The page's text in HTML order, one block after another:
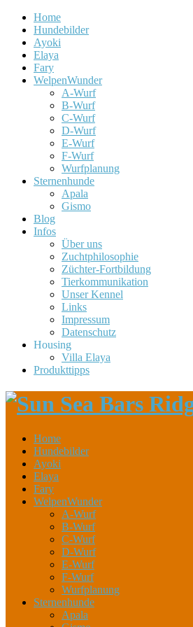
Home
Hundebilder
Ayoki
Elaya
Fary
WelpenWunder
A-Wurf
B-Wurf
C-Wurf
D-Wurf
E-Wurf
F-Wurf
Wurfplanung
Sternenhunde
Apala
Gismo
Blog
Infos
Über uns
Zuchtphilosophie
Züchter-Fortbildung
Tierkommunikation
Unser Kennel
Links
Impressum
Datenschutz
Housing
Villa Elaya
Produkttipps
Home
Hundebilder
Ayoki
Elaya
Fary
WelpenWunder
A-Wurf
B-Wurf
C-Wurf
D-Wurf
E-Wurf
F-Wurf
Wurfplanung
Sternenhunde
Apala